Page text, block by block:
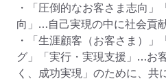
・「圧倒的なお客さま志向
向」…自己実現の中に社会貢
・「生涯顧客（お客さま）」
グ」「実行・実現支援」…お
く、成功実現」のために、共